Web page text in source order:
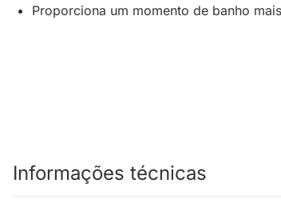
Proporciona um momento de banho
Informações técnicas